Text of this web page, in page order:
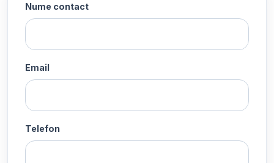
Nume contact
Email
Telefon